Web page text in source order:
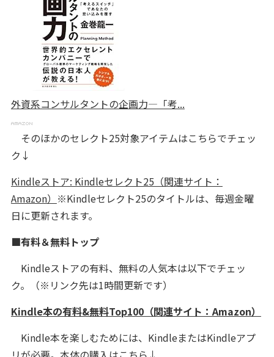
外資系コンサルタントの企画力―「考...
そのほかのセレクト25対象アイテムはこちらでチェッ
ク↓
Kindleストア: Kindleセレクト25（関連サイト：
Amazon） ※Kindleセレクト25のタイトルは、毎週金曜
日に更新されます。
■有料＆無料トップ
Kindleストアの有料、無料の人気本は以下でチェッ
ク。（※リンク先は1時間更新です）
Kindle本の有料&無料Top100（関連サイト：Amazon）
Kindle本を楽しむためには、KindleまたはKindleアプ